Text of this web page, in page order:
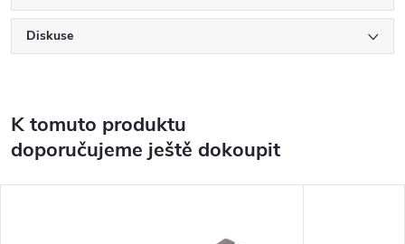
Diskuse
K tomuto produktu
doporučujeme ještě dokoupit